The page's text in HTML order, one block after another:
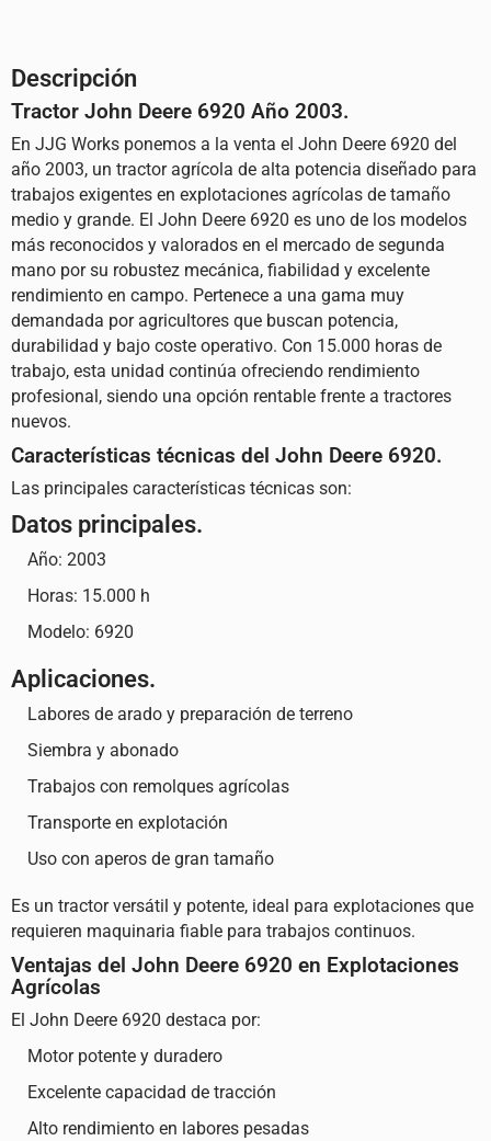
Descripción
Tractor John Deere 6920 Año 2003.
En JJG Works ponemos a la venta el John Deere 6920 del
año 2003, un tractor agrícola de alta potencia diseñado para
trabajos exigentes en explotaciones agrícolas de tamaño
medio y grande. El John Deere 6920 es uno de los modelos
más reconocidos y valorados en el mercado de segunda
mano por su robustez mecánica, fiabilidad y excelente
rendimiento en campo. Pertenece a una gama muy
demandada por agricultores que buscan potencia,
durabilidad y bajo coste operativo. Con 15.000 horas de
trabajo, esta unidad continúa ofreciendo rendimiento
profesional, siendo una opción rentable frente a tractores
nuevos.
Características técnicas del John Deere 6920.
Las principales características técnicas son:
Datos principales.
Año: 2003
Horas: 15.000 h
Modelo: 6920
Aplicaciones.
Labores de arado y preparación de terreno
Siembra y abonado
Trabajos con remolques agrícolas
Transporte en explotación
Uso con aperos de gran tamaño
Es un tractor versátil y potente, ideal para explotaciones que
requieren maquinaria fiable para trabajos continuos.
Ventajas del John Deere 6920 en Explotaciones
Agrícolas
El John Deere 6920 destaca por:
Motor potente y duradero
Excelente capacidad de tracción
Alto rendimiento en labores pesadas